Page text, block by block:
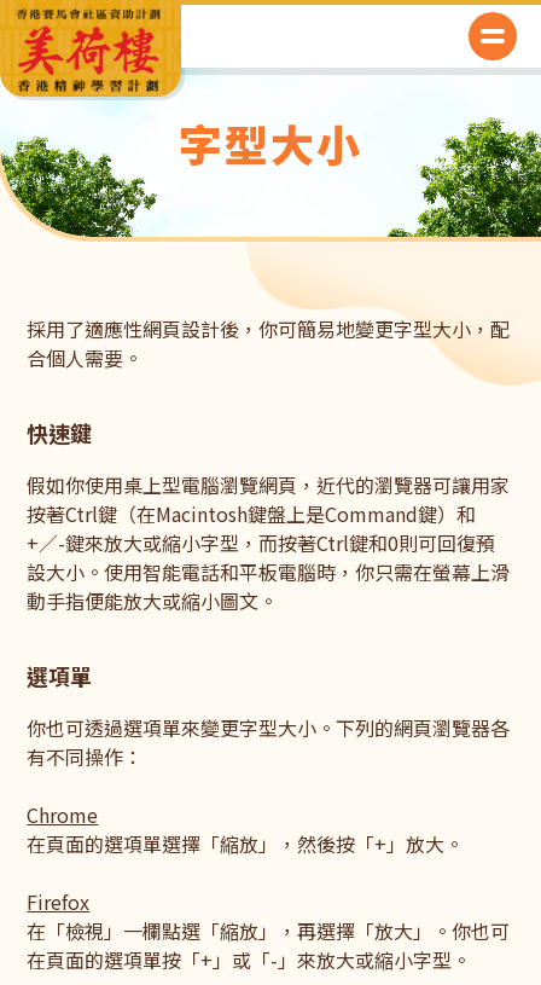
字型大小
採用了適應性網頁設計後，你可簡易地變更字型大小，配
合個人需要。
快速鍵
假如你使用桌上型電腦瀏覽網頁，近代的瀏覽器可讓用家
按著Ctrl鍵（在Macintosh鍵盤上是Command鍵）和
+／-鍵來放大或縮小字型，而按著Ctrl鍵和0則可回復預
設大小。使用智能電話和平板電腦時，你只需在螢幕上滑
動手指便能放大或縮小圖文。
選項單
你也可透過選項單來變更字型大小。下列的網頁瀏覽器各
有不同操作：
Chrome
在頁面的選項單選擇「縮放」，然後按「+」放大。
Firefox
在「檢視」一欄點選「縮放」，再選擇「放大」。你也可
在頁面的選項單按「+」或「-」來放大或縮小字型。